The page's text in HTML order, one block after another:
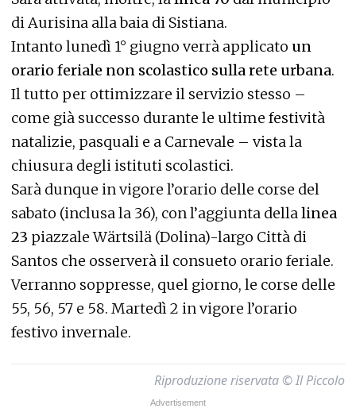
di Aurisina alla baia di Sistiana.
Intanto lunedì 1° giugno verrà applicato un
orario feriale non scolastico sulla rete urbana.
Il tutto per ottimizzare il servizio stesso –
come già successo durante le ultime festività
natalizie, pasquali e a Carnevale – vista la
chiusura degli istituti scolastici.
Sarà dunque in vigore l’orario delle corse del
sabato (inclusa la 36), con l’aggiunta dellalinea
23 piazzale Wärtsilä (Dolina)-largo Città di
Santos che osserverà il consueto orario feriale.
Verranno soppresse, quel giorno, le corse delle
55, 56, 57 e 58. Martedì 2 in vigore l’orario
festivo invernale.
Riproduzione riservata © Il Piccolo